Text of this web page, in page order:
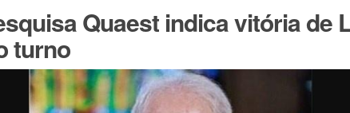
Quaest indica vitória de
turno